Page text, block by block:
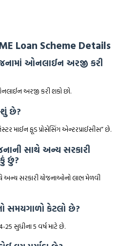
Loan Scheme Details
ઓનલાઈન અરજી કરી
અરજી કરી શકો છો.
શું છે?
માઈન ફૂડ પ્રોસેસિંગ એન્ટરપ્રાઈસીસ” છે.
સાથે અન્ય સરકારી
છું?
અન્ય સરકારી યોજનાઓનો લાભ મેળવી
સમયગાળો કેટલો છે?
25 સુધીના 5 વર્ષ માટે છે.